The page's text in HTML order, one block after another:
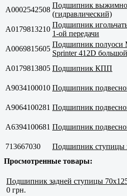
A0002542508
Подшипник
(гидравлический)
A0179813210
Подшипник
1-ой передачи
A0069815605
Подшипник полуоси
Sprinter 412D
A0179813805 Подшипник КПП
A9034100010 Подшипник
A9064100281 Подшипник
A6394100681 Подшипник
713667030
Подшипник ступицы
Просмотренные товары:
Подшипник задней ступицы
0 грн.